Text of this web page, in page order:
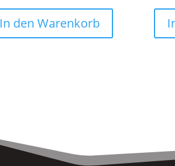
In den Warenkorb